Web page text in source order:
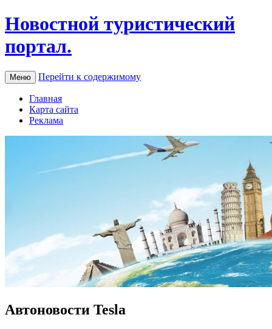
Новостной туристический
портал.
Меню Перейти к содержимому
Главная
Карта сайта
Реклама
Автоновости Tesla